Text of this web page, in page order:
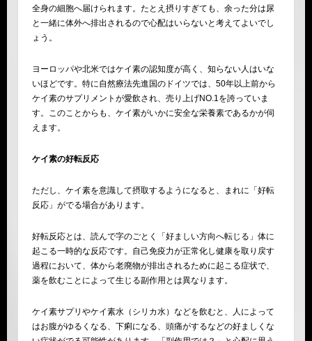
全身の細胞へ届けられます。たとえ摂りすぎても、余った分は尿
と一緒に体外へ排出されるので心配はいらないと考えてよいでし
ょう。
ヨーロッパや北米ではケイ素の認知度が高く、知らない人はいな
いほどです。特に自然療法先進国のドイツでは、50年以上前から
ケイ素のサプリメントが愛飲され、売り上げNO.1を誇っていま
す。このことからも、ケイ素がいかに安全な栄養素であるかが伺
えます。
ケイ素の好転反応
ただし、ケイ素を意識して摂取するようになると、まれに「好転
反応」がでる場合があります。
好転反応とは、読んで字のごとく「好ましい方向へ転じる」体に
起こる一時的な反応です。自己免疫力が正常化し健康を取り戻す
過程において、体から老廃物が排出されるために起こる症状で、
薬を飲むことによって生じる副作用とは異なります。
ケイ素サプリやケイ素水（シリカ水）などを飲むと、人によって
はお腹がゆるくなる、下痢になる、頭痛がするなどの好ましくな